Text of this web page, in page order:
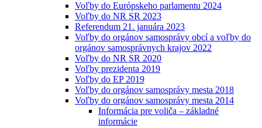
Voľby do Európskeho parlamentu 2024
Voľby do NR SR 2023
Referendum 21. januára 2023
Voľby do orgánov samosprávy obcí a voľby do
orgánov samosprávnych krajov 2022
Voľby do NR SR 2020
Voľby prezidenta 2019
Voľby do EP 2019
Voľby do orgánov samosprávy mesta 2018
Voľby do orgánov samosprávy mesta 2014
Informácia pre voliča – základné
informácie